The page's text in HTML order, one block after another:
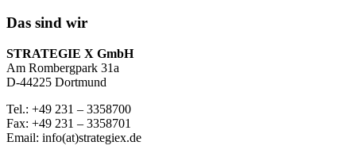
Das sind wir
STRATEGIE X GmbH
Am Rombergpark 31a
D-44225 Dortmund
Tel.: +49 231 – 3358700
Fax: +49 231 – 3358701
Email: info(at)strategiex.de